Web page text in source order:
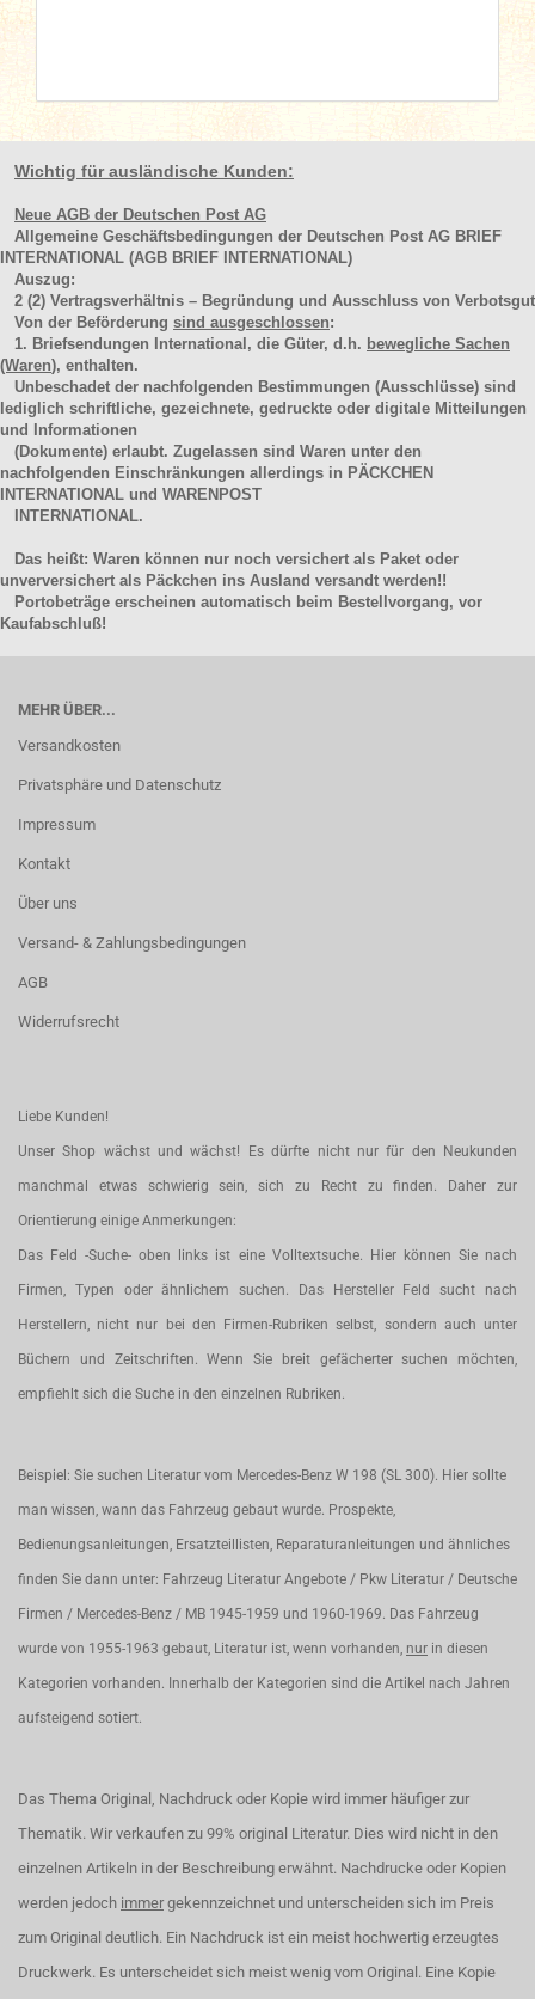
Wichtig für ausländische Kunden:
Neue AGB der Deutschen Post AG
Allgemeine Geschäftsbedingungen der Deutschen Post AG BRIEF
INTERNATIONAL (AGB BRIEF INTERNATIONAL)
Auszug:
2 (2) Vertragsverhältnis – Begründung und Ausschluss von Verbotsgut
Von der Beförderung sind ausgeschlossen:
1. Briefsendungen International, die Güter, d.h. bewegliche Sachen
(Waren), enthalten.
Unbeschadet der nachfolgenden Bestimmungen (Ausschlüsse) sind
lediglich schriftliche, gezeichnete, gedruckte oder digitale Mitteilungen
und Informationen
(Dokumente) erlaubt. Zugelassen sind Waren unter den
nachfolgenden Einschränkungen allerdings in PÄCKCHEN
INTERNATIONAL und WARENPOST
INTERNATIONAL.
Das heißt: Waren können nur noch versichert als Paket oder
unverversichert als Päckchen ins Ausland versandt werden!!
Portobeträge erscheinen automatisch beim Bestellvorgang, vor
Kaufabschluß!
MEHR ÜBER...
Versandkosten
Privatsphäre und Datenschutz
Impressum
Kontakt
Über uns
Versand- & Zahlungsbedingungen
AGB
Widerrufsrecht
Liebe Kunden!
Unser Shop wächst und wächst! Es dürfte nicht nur für den Neukunden
manchmal etwas schwierig sein, sich zu Recht zu finden. Daher zur
Orientierung einige Anmerkungen:
Das Feld -Suche- oben links ist eine Volltextsuche. Hier können Sie nach
Firmen, Typen oder ähnlichem suchen. Das Hersteller Feld sucht nach
Herstellern, nicht nur bei den Firmen-Rubriken selbst, sondern auch unter
Büchern und Zeitschriften. Wenn Sie breit gefächerter suchen möchten,
empfiehlt sich die Suche in den einzelnen Rubriken.
Beispiel: Sie suchen Literatur vom Mercedes-Benz W 198 (SL 300). Hier sollte
man wissen, wann das Fahrzeug gebaut wurde. Prospekte,
Bedienungsanleitungen, Ersatzteillisten, Reparaturanleitungen und ähnliches
finden Sie dann unter: Fahrzeug Literatur Angebote / Pkw Literatur / Deutsche
Firmen / Mercedes-Benz / MB 1945-1959 und 1960-1969. Das Fahrzeug
wurde von 1955-1963 gebaut, Literatur ist, wenn vorhanden, nur in diesen
Kategorien vorhanden. Innerhalb der Kategorien sind die Artikel nach Jahren
aufsteigend sotiert.
Das Thema Original, Nachdruck oder Kopie wird immer häufiger zur
Thematik. Wir verkaufen zu 99% original Literatur. Dies wird nicht in den
einzelnen Artikeln in der Beschreibung erwähnt. Nachdrucke oder Kopien
werden jedoch immer gekennzeichnet und unterscheiden sich im Preis
zum Original deutlich. Ein Nachdruck ist ein meist hochwertig erzeugtes
Druckwerk. Es unterscheidet sich meist wenig vom Original. Eine Kopie